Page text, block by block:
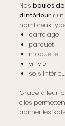
Nos boules
d’intérieur
nombreux
carrelage
parquet
moquette
vinyle
sols
Grâce à leur
elles
abîmer les